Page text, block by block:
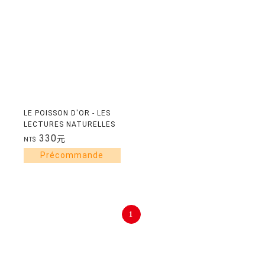
LE POISSON D'OR - LES
LECTURES NATURELLES
NT$ 330元
1